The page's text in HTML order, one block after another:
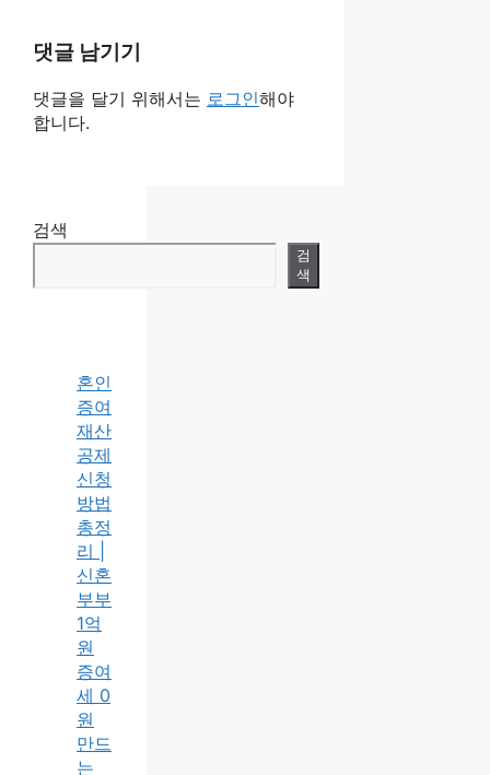
댓글 남기기
댓글을 달기 위해서는 로그인해야
합니다.
검색
검
색
혼인
증여
재산
공제
신청
방법
총정
리 |
신혼
부부
1억
원
증여
세 0
원
만드
는